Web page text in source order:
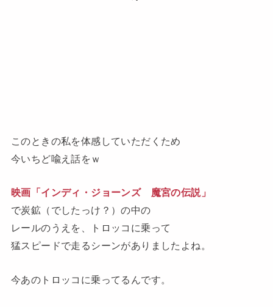
このときの私を体感していただくため
今いちど喩え話をｗ
映画「インディ・ジョーンズ 魔宮の伝説」
で炭鉱（でしたっけ？）の中の
レールのうえを、トロッコに乗って
猛スピードで走るシーンがありましたよね。
今あのトロッコに乗ってるんです。